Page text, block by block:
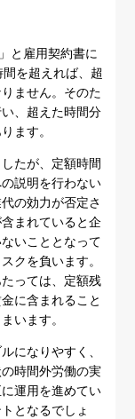
と雇用契約書に
を超えれば、超
ません。そのた
、超えた時間分
ます。
たが、定額時間
説明を行わない
の効力が否定さ
まれていると企
いこととなって
クを負います。
っては、定額残
に含まれること
います。
になりやすく、
時間外労働の実
運用を進めてい
となるでしょ